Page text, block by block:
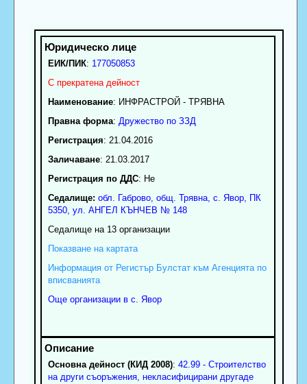
ЕИК/ПИК: 177050853
С прекратена дейност
Наименование: ИНФРАСТРОЙ - ТРЯВНА
Правна форма: Дружество по ЗЗД
Регистрация: 21.04.2016
Заличаване: 21.03.2017
Регистрация по ДДС: Нe
Седалище: обл. Габрово, общ. Трявна, с. Явор, ПК
5350, ул. АНГЕЛ КЪНЧЕВ № 148
Седалище на 13 организации
Показване на картата
Информация от Регистър Булстат към Агенцията по
вписванията
Още организации в с. Явор
Основна дейност (КИД 2008): 42.99 - Строителство
на други съоръжения, некласифицирани другаде